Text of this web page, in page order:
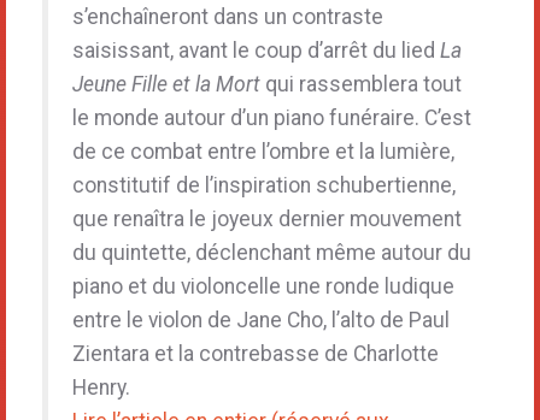
s’enchaîneront dans un contraste
saisissant, avant le coup d’arrêt du lied La
Jeune Fille et la Mort qui rassemblera tout
le monde autour d’un piano funéraire. C’est
de ce combat entre l’ombre et la lumière,
constitutif de l’inspiration schubertienne,
que renaîtra le joyeux dernier mouvement
du quintette, déclenchant même autour du
piano et du violoncelle une ronde ludique
entre le violon de Jane Cho, l’alto de Paul
Zientara et la contrebasse de Charlotte
Henry.